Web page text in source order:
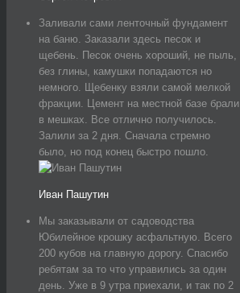
Заливали сами ленточный фундамент
на баню. Заказали здесь песок и
щебень. Песок очень хороший, не пыль,
без глины, камушки попадаются но
немного. Щебенку взяли самой мелкой
фракции. Цемент на местной базе брали
в мешках. Все отлично получилось.
Залили за 2 дня. Сначала стремно
было, но под конец быстро пошло.
Иван Пашутин
Мы заказывали от садоводства
Юбилейное крошку асфальтную. Всего
200 кубов на главную дорогу. Спасибо
ребятам за то что управились за один
день. Уже в 9 утра приехали, и так по 2